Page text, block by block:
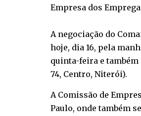
Empresa dos
A negociação do
hoje, dia 16, pela
quinta-feira e também
74, Centro, Niterói).
A Comissão de
Paulo, onde também